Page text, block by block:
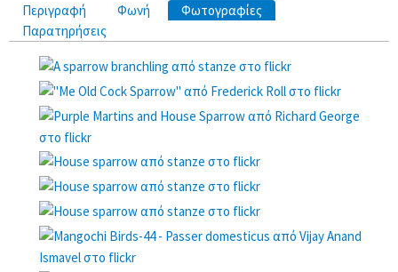
Πρωτεύουσες καρτέλες
Περιγραφή Φωνή Φωτογραφίες
Παρατηρήσεις